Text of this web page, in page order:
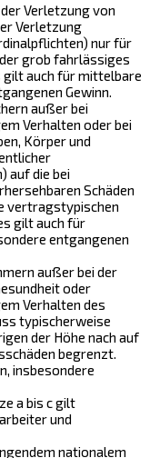
Verletzung von
Verletzung
nur für
grob fahrlässiges
gilt auch für mittelbare
Gewinn.
außer bei
Verhalten oder bei
Körper und
auf die bei
Schäden
vertragstypischen
gilt auch für
entgangenen
außer bei der
oder
Verhalten des
typischerweise
der Höhe nach auf
begrenzt.
insbesondere
a bis c gilt
und
nationalem